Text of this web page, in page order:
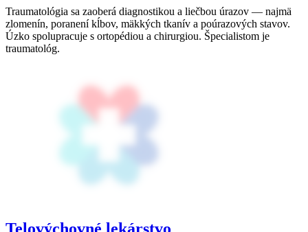
Traumatológia sa zaoberá diagnostikou a liečbou úrazov — najmä
zlomenín, poranení kĺbov, mäkkých tkanív a poúrazových stavov.
Úzko spolupracuje s ortopédiou a chirurgiou. Špecialistom je
traumatológ.